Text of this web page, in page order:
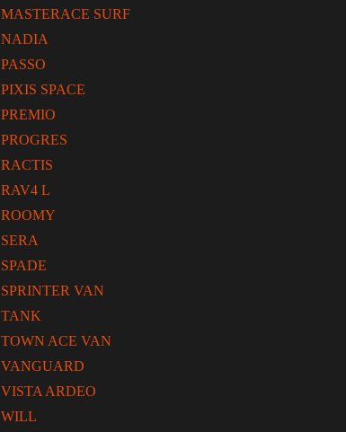
MASTERACE SURF
NADIA
PASSO
PIXIS SPACE
PREMIO
PROGRES
RACTIS
RAV4 L
ROOMY
SERA
SPADE
SPRINTER VAN
TANK
TOWN ACE VAN
VANGUARD
VISTA ARDEO
WILL